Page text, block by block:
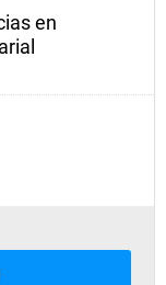
en